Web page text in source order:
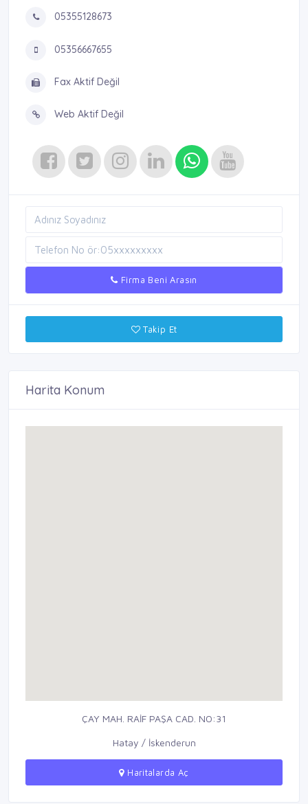
05355128673
05356667655
Fax Aktif Değil
Web Aktif Değil
Firma Beni Arasın
Takip Et
Harita Konum
ÇAY MAH. RAİF PAŞA CAD. NO:31
Hatay / İskenderun
Haritalarda Aç